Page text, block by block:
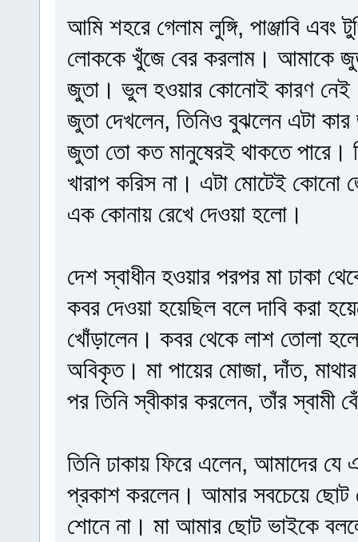
আমি শহরে গেলাম লুঙ্গি, পাঞ্জাবি এবং
লোককে খুঁজে বের করলাম। আমাকে
জুতা। ভুল হওয়ার কোনোই কারণ
জুতা দেখলেন, তিনিও বুঝলেন এটা
জুতা তো কত মানুষেরই থাকতে পারে।
খারাপ করিস না। এটা মোটেই
এক কোনায় রেখে দেওয়া হলো।
দেশ স্বাধীন হওয়ার পরপর মা ঢাকা
কবর দেওয়া হয়েছিল বলে দাবি করা
খোঁড়ালেন। কবর থেকে লাশ তোলা
অবিকৃত। মা পায়ের মোজা, দাঁত,
পর তিনি স্বীকার করলেন, তাঁর স্বামী
তিনি ঢাকায় ফিরে এলেন, আমাদের
প্রকাশ করলেন। আমার সবচেয়ে ছোট
শোনে না। মা আমার ছোট ভাইকে